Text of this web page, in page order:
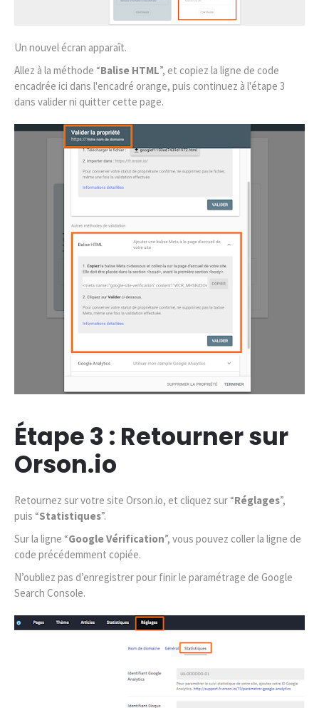
Un nouvel écran apparaît.
Allez à la méthode “Balise HTML”, et copiez la ligne de code
encadrée ici dans l'encadré orange, puis continuez à l'étape 3
dans valider ni quitter cette page.
Étape 3 : Retourner sur
Orson.io
Retournez sur votre site Orson.io, et cliquez sur “Réglages”,
puis “Statistiques”.
Sur la ligne “Google Vérification”, vous pouvez coller la ligne de
code précédemment copiée.
N’oubliez pas d’enregistrer pour finir le paramétrage de Google
Search Console.